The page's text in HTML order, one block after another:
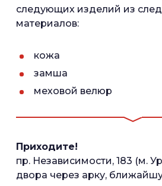
следующих изделий из
материалов:
кожа
замша
меховой велюр
Приходите!
пр. Независимости, 183 (м.
двора через арку,